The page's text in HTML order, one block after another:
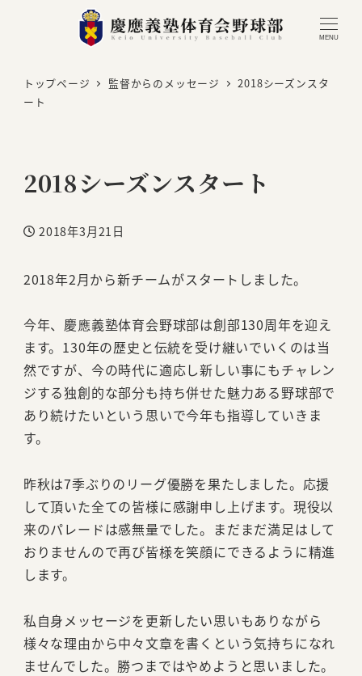
MENU
トップページ 監督からのメッセージ
2018シーズンスタ
ート
2018シーズンスタート
投稿日
2018年3月21日
2018年2月から新チームがスタートしました。
今年、慶應義塾体育会野球部は創部130周年を迎え
ます。130年の歴史と伝統を受け継いでいくのは当
然ですが、今の時代に適応し新しい事にもチャレン
ジする独創的な部分も持ち併せた魅力ある野球部で
あり続けたいという思いで今年も指導していきま
す。
昨秋は7季ぶりのリーグ優勝を果たしました。応援
して頂いた全ての皆様に感謝申し上げます。現役以
来のパレードは感無量でした。まだまだ満足はして
おりませんので再び皆様を笑顔にできるように精進
します。
私自身メッセージを更新したい思いもありながら
様々な理由から中々文章を書くという気持ちになれ
ませんでした。勝つまではやめようと思いました。